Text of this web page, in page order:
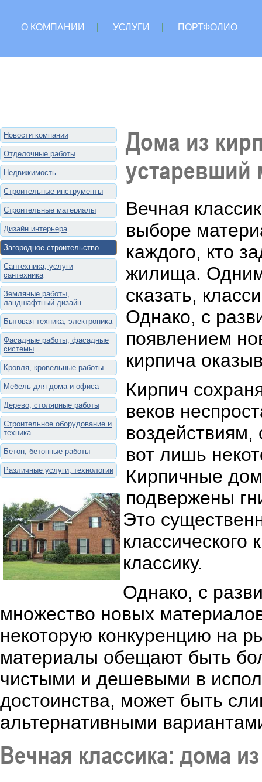
О КОМПАНИИ УСЛУГИ
ПОРТФОЛИО
Новости компании
Отделочные работы
Недвижимость
Строительные инструменты
Строительные материалы
Дизайн интерьера
Загородное строительство
Сантехника, услуги
сантехника
Земляные работы,
ландшафтный дизайн
Бытовая техника, электроника
Фасадные работы, фасадные
системы
Кровля, кровельные работы
Мебель для дома и офиса
Дерево, столярные работы
Строительное оборудование и
техника
Бетон, бетонные работы
Различные услуги, технологии
Дома из
устаревший
Вечная
выборе
каждого, кто
жилища.
сказать,
Однако, с
появлением
кирпича
Кирпич
веков
воздействиям,
вот лишь
Кирпичные
подвержены
Это
классику.
Однако, с
множество новых
некоторую конкуренцию на
материалы обещают быть
чистыми и дешевыми в
достоинства, может быть
альтернативными
Вечная классика: дома